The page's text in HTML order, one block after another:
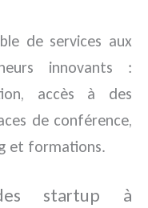
de services aux
innovants :
accès à des
de conférence,
et formations.
startup à